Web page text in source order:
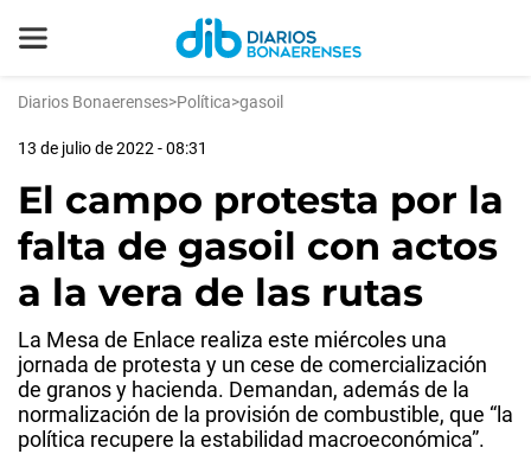
Diarios Bonaerenses>Política>gasoil
13 de julio de 2022 - 08:31
El campo protesta por la
falta de gasoil con actos
a la vera de las rutas
La Mesa de Enlace realiza este miércoles una
jornada de protesta y un cese de comercialización
de granos y hacienda. Demandan, además de la
normalización de la provisión de combustible, que “la
política recupere la estabilidad macroeconómica”.